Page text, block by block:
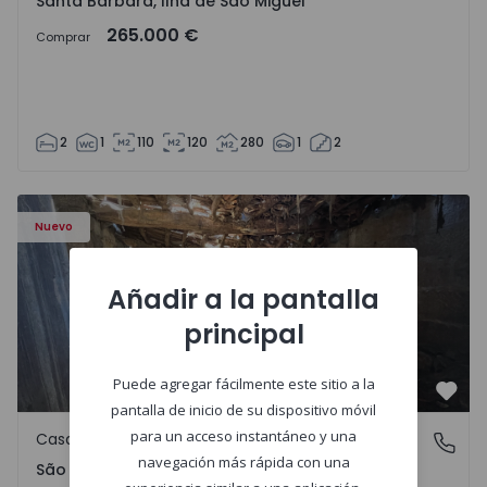
Comprar 265.000 €
2 1 110 120 280 1 2
Nuevo
Casa Vila Real, São Tomé do Castelo e Justes - 1575189 - 1
São Tomé do Castelo e Justes, Vila Real
Casa de Campo
São Tomé do Castelo e Justes, Vila Real
Añadir a la pantalla
principal
Puede agregar fácilmente este sitio a la
pantalla de inicio de su dispositivo móvil
para un acceso instantáneo y una
navegación más rápida con una